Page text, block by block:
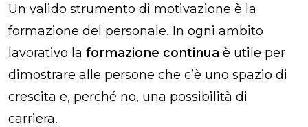
Un valido strumento di motivazione è la
formazione del personale. In ogni ambito
lavorativo la formazione continua è utile per
dimostrare alle persone che c’è uno spazio di
crescita e, perché no, una possibilità di
carriera.